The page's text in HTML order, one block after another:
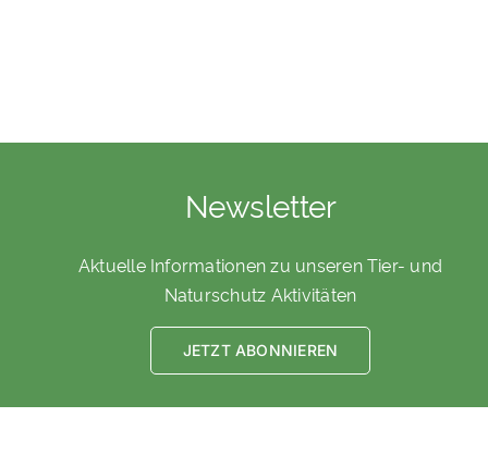
Newsletter
Aktuelle Informationen zu unseren Tier- und
Naturschutz Aktivitäten
JETZT ABONNIEREN